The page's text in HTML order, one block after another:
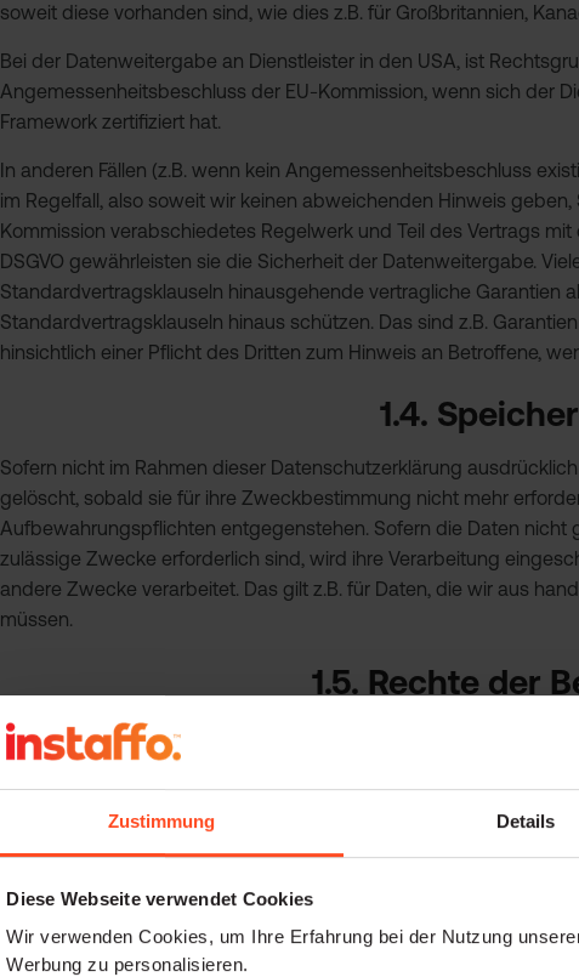
Zustimmung Details
Diese Webseite verwendet Cookies
Wir verwenden Cookies, um Ihre Erfahrung bei der Nutzung
Werbung zu personalisieren.
soweit diese vorhanden sind, wie dies z.B. für Großbritannien,
Bei der Datenweitergabe an Dienstleister in den USA, ist
Angemessenheitsbeschluss der EU-Kommission, wenn sich der
Framework zertifiziert hat.
In anderen Fällen (z.B. wenn kein Angemessenheitsbeschluss
im Regelfall, also soweit wir keinen abweichenden Hinweis
Kommission verabschiedetes Regelwerk und Teil des Vertrags
DSGVO gewährleisten sie die Sicherheit der Datenweitergabe.
Standardvertragsklauseln hinausgehende vertragliche Garantien
Standardvertragsklauseln hinaus schützen. Das sind z.B.
hinsichtlich einer Pflicht des Dritten zum Hinweis an Betroffene,
1.4.
Sofern nicht im Rahmen dieser Datenschutzerklärung
gelöscht, sobald sie für ihre Zweckbestimmung nicht mehr
Aufbewahrungspflichten entgegenstehen. Sofern die Daten nicht
zulässige Zwecke erforderlich sind, wird ihre Verarbeitung
andere Zwecke verarbeitet. Das gilt z.B. für Daten, die wir aus
müssen.
1.5. Rechte der
Betroffene haben gegenüber uns folgende Rechte hinsichtlich
Recht auf Berichtigung oder Löschung,
Recht auf Einschränkung der Verarbeitung,
Recht auf Widerspruch gegen die Verarbeitung
Recht auf Datenübertragbarkeit,